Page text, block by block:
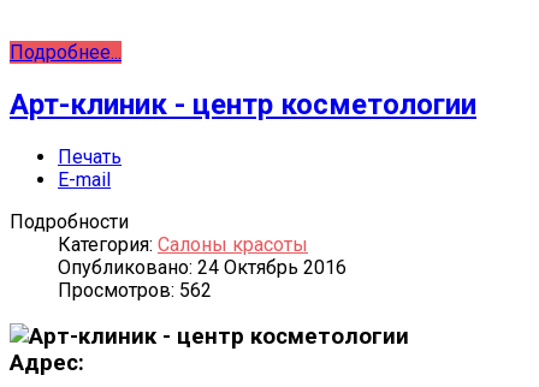
Подробнее...
Арт-клиник - центр косметологии
Печать
E-mail
Подробности
Категория: Салоны красоты
Опубликовано: 24 Октябрь 2016
Просмотров: 562
Адрес: